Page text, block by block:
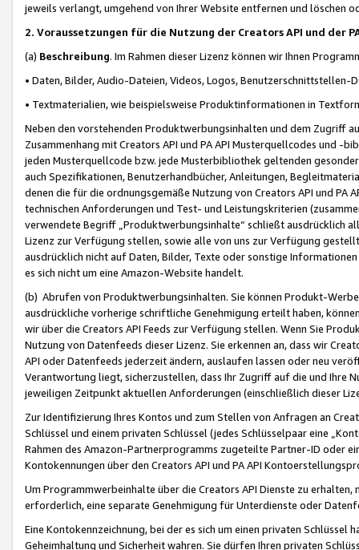
jeweils verlangt, umgehend von Ihrer Website entfernen und löschen
2. Voraussetzungen für die Nutzung der Creators API und der
(a) Beschreibung. Im Rahmen dieser Lizenz können wir Ihnen
• Daten, Bilder, Audio-Dateien, Videos, Logos, Benutzerschnittstellen-
• Textmaterialien, wie beispielsweise Produktinformationen in
Neben den vorstehenden Produktwerbungsinhalten und dem Zugriff
Zusammenhang mit Creators API und PA API Musterquellcodes und
jeden Musterquellcode bzw. jede Musterbibliothek geltenden
auch Spezifikationen, Benutzerhandbücher, Anleitungen,
denen die für die ordnungsgemäße Nutzung von Creators API und PA
technischen Anforderungen und Test- und Leistungskriterien
verwendete Begriff „Produktwerbungsinhalte“ schließt ausdrücklich
Lizenz zur Verfügung stellen, sowie alle von uns zur Verfügung
ausdrücklich nicht auf Daten, Bilder, Texte oder sonstige
es sich nicht um eine Amazon-Website handelt.
(b) Abrufen von Produktwerbungsinhalten. Sie können Produkt-
ausdrückliche vorherige schriftliche Genehmigung erteilt haben,
wir über die Creators API Feeds zur Verfügung stellen. Wenn Sie
Nutzung von Datenfeeds dieser Lizenz. Sie erkennen an, dass wir
API oder Datenfeeds jederzeit ändern, auslaufen lassen oder neu
Verantwortung liegt, sicherzustellen, dass Ihr Zugriff auf die und Ihre
jeweiligen Zeitpunkt aktuellen Anforderungen (einschließlich dieser
Zur Identifizierung Ihres Kontos und zum Stellen von Anfragen an
Schlüssel und einem privaten Schlüssel (jedes Schlüsselpaar eine
Rahmen des Amazon-Partnerprogramms zugeteilte Partner-ID oder
Kontokennungen über den Creators API und PA API
Um Programmwerbeinhalte über die Creators API Dienste zu
erforderlich, eine separate Genehmigung für Unterdienste oder
Eine Kontokennzeichnung, bei der es sich um einen privaten
Geheimhaltung und Sicherheit wahren. Sie dürfen Ihren privaten